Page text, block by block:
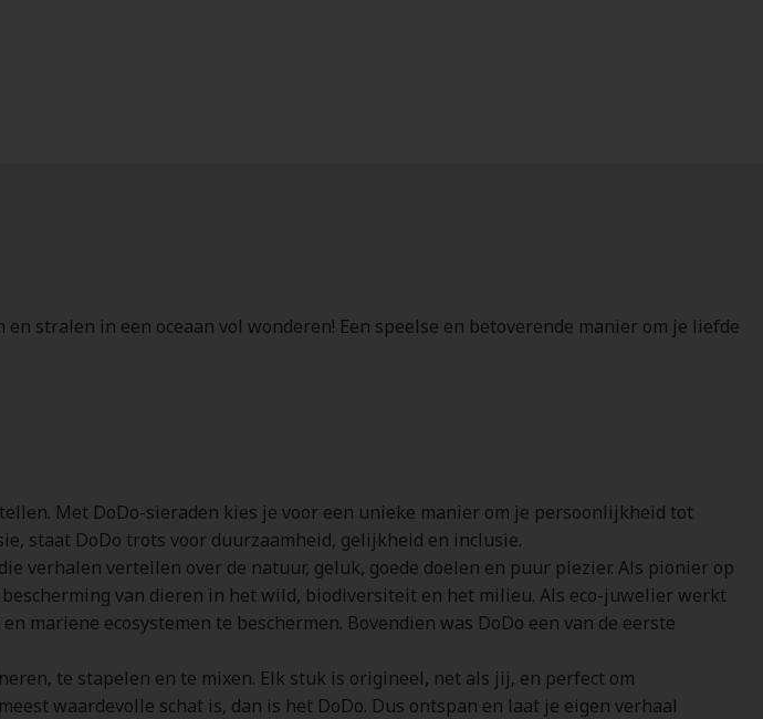
stralen in een oceaan vol wonderen! Een speelse en betoverende manier om je liefde
Met DoDo-sieraden kies je voor een unieke manier om je persoonlijkheid tot
staat DoDo trots voor duurzaamheid, gelijkheid en inclusie.
verhalen vertellen over de natuur, geluk, goede doelen en puur plezier. Als pionier op
van dieren in het wild, biodiversiteit en het milieu. Als eco-juwelier werkt
mariene ecosystemen te beschermen. Bovendien was DoDo een van de eerste
te stapelen en te mixen. Elk stuk is origineel, net als jij, en perfect om
waardevolle schat is, dan is het DoDo. Dus ontspan en laat je eigen verhaal